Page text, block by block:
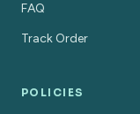
FAQ
Track Order
POLICIES